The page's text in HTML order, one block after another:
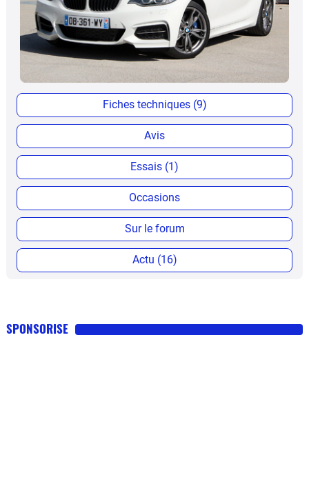
Fiches techniques (9)
Avis
Essais (1)
Occasions
Sur le forum
Actu (16)
SPONSORISE